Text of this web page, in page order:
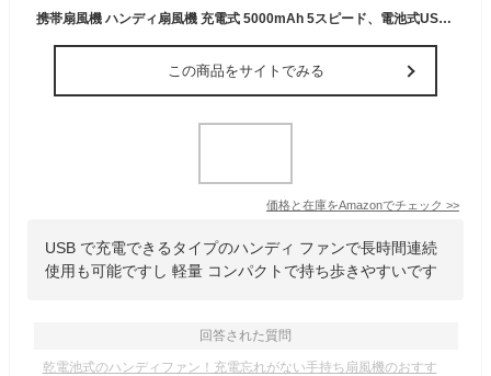
携帯扇風機 ハンディ扇風機 充電式 5000mAh 5スピード、電池式USB手持ち扇風機 LEDディスプレイ、パーソナルファン 小型扇風機 11-21Hs 作業時間 オフィス ベッドルーム アウトドア 旅行 キャンプ用
この商品をサイトでみる
価格と在庫をAmazonでチェック >>
USB で充電できるタイプのハンディ ファンで長時間連続
使用も可能ですし 軽量 コンパクトで持ち歩きやすいです
回答された質問
乾電池式のハンディファン！充電忘れがない手持ち扇風機のおすす